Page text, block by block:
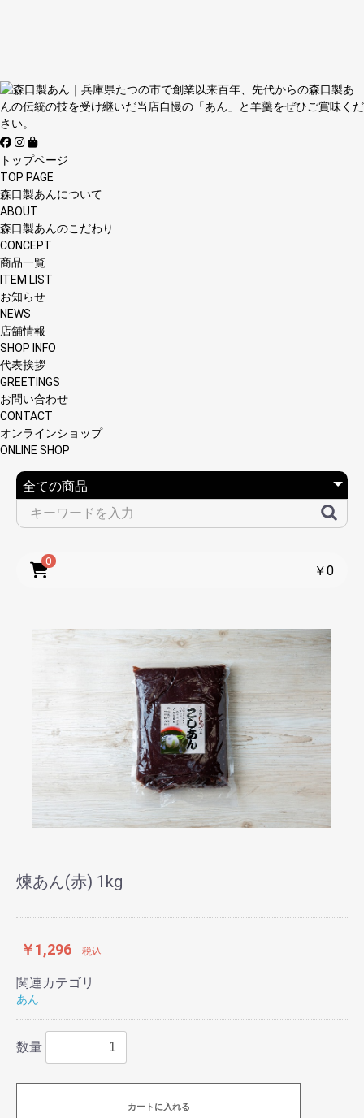
トップページ
TOP PAGE
森口製あんについて
ABOUT
森口製あんのこだわり
CONCEPT
商品一覧
ITEM LIST
お知らせ
NEWS
店舗情報
SHOP INFO
代表挨拶
GREETINGS
お問い合わせ
CONTACT
オンラインショップ
ONLINE SHOP
0
￥0
煉あん(赤) 1kg
￥1,296 税込
関連カテゴリ
あん
数量
カートに入れる